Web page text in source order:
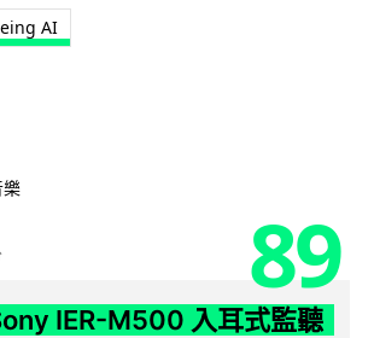
AI
89
IER-M500 入耳式監聽